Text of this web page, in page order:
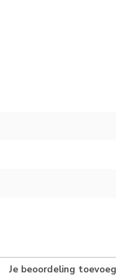
Je beoordeling